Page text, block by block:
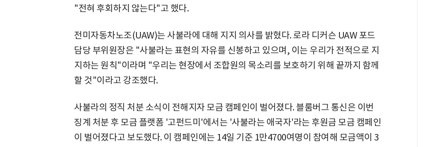
"전혀 후회하지 않는다"고 했다.
전미자동차노조(UAW)는 사불라에 대해 지지 의사를 밝혔다. 로라 디커슨 UAW 포드
담당 부위원장은 "사불라는 표현의 자유를 신봉하고 있으며, 이는 우리가 전적으로 지
지하는 원칙"이라며 "우리는 현장에서 조합원의 목소리를 보호하기 위해 끝까지 함께
할 것"이라고 강조했다.
사불라의 정직 처분 소식이 전해지자 모금 캠페인이 벌어졌다. 블룸버그 통신은 이번
징계 처분 후 모금 플랫폼 '고펀드미'에서는 '사불라는 애국자'라는 후원금 모금 캠페인
이 벌어졌다고 보도했다. 이 캠페인에는 14일 기준 1만4700여명이 참여해 모금액이 3